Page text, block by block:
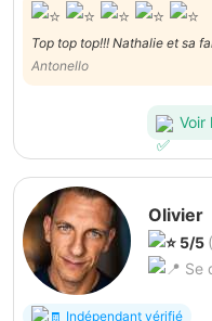
Top top top!!! Nathalie et sa
été chouchouté et traité
Antonello
Voir
Olivier
5/5
Se
Indépendant vérifié